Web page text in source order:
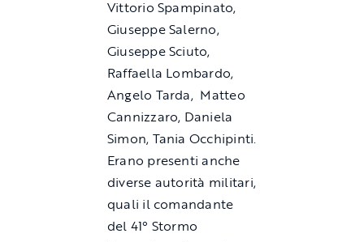
Vittorio Spampinato,
Giuseppe Salerno,
Giuseppe Sciuto,
Raffaella Lombardo,
Angelo Tarda, Matteo
Cannizzaro, Daniela
Simon, Tania Occhipinti.
Erano presenti anche
diverse autorità militari,
quali il comandante
del 41° Stormo